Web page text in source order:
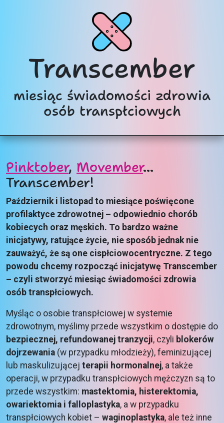
Transcember
miesiąc świadomości zdrowia
osób transpłciowych
Pinktober, Movember…
Transcember!
Październik i listopad to miesiące poświęcone
profilaktyce zdrowotnej – odpowiednio chorób
kobiecych oraz męskich. To bardzo ważne
inicjatywy, ratujące życie, nie sposób jednak nie
zauważyć, że są one cispłciowocentryczne. Z tego
powodu chcemy rozpocząć inicjatywę Transcember
– czyli stworzyć miesiąc świadomości zdrowia
osób transpłciowych.
Myśląc o osobie transpłciowej w systemie
zdrowotnym, myślimy przede wszystkim o dostępie do
bezpiecznej, refundowanej tranzycji, czyli blokerów
dojrzewania (w przypadku młodzieży), feminizującej
lub maskulizującej terapii hormonalnej, a także
operacji, w przypadku transpłciowych mężczyzn są to
przede wszystkim: mastektomia, histerektomia,
owariektomia i falloplastyka, a w przypadku
transpłciowych kobiet – waginoplastyka, ale też inne